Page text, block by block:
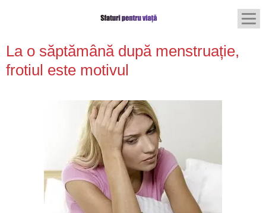
La o săptămână după menstruație,
frotiul este motivul